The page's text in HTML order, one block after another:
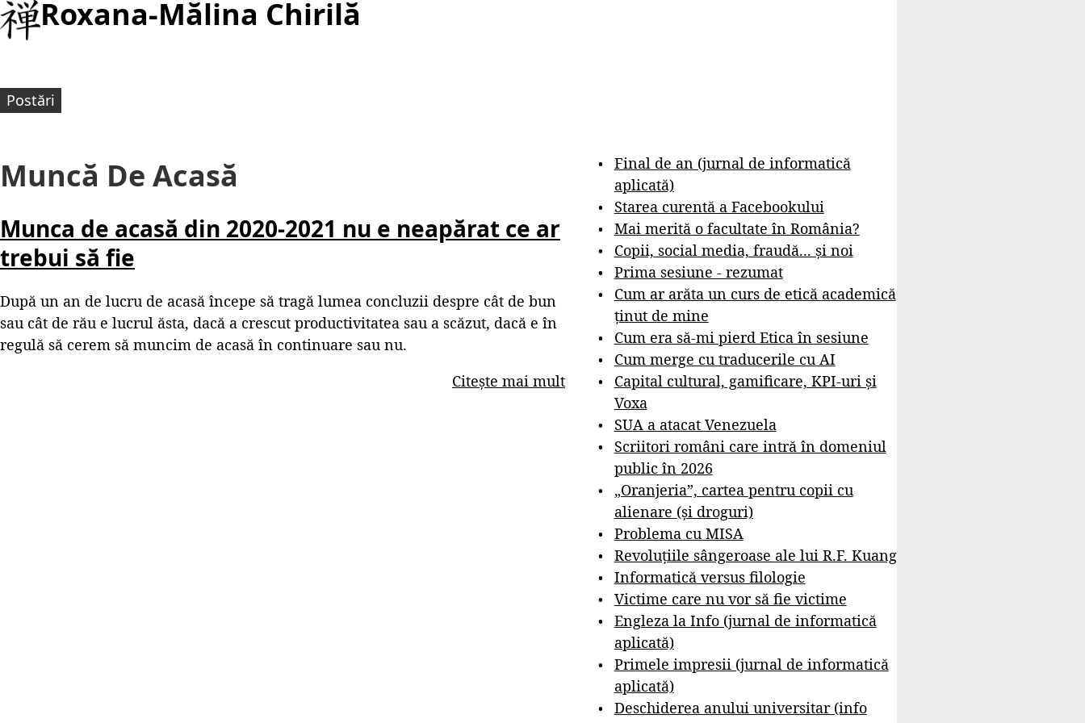
Roxana-Mălina Chirilă
Postări
Muncă De Acasă
Munca de acasă din 2020-2021 nu e neapărat ce ar
trebui să fie
După un an de lucru de acasă începe să tragă lumea concluzii despre cât de bun
sau cât de rău e lucrul ăsta, dacă a crescut productivitatea sau a scăzut, dacă e în
regulă să cerem să muncim de acasă în continuare sau nu.
Citește mai mult
Final de an (jurnal de informatică
aplicată)
Starea curentă a Facebookului
Mai merită o facultate în România?
Copii, social media, fraudă... și noi
Prima sesiune - rezumat
Cum ar arăta un curs de etică academică
ținut de mine
Cum era să-mi pierd Etica în sesiune
Cum merge cu traducerile cu AI
Capital cultural, gamificare, KPI-uri și
Voxa
SUA a atacat Venezuela
Scriitori români care intră în domeniul
public în 2026
„Oranjeria”, cartea pentru copii cu
alienare (și droguri)
Problema cu MISA
Revoluțiile sângeroase ale lui R.F. Kuang
Informatică versus filologie
Victime care nu vor să fie victime
Engleza la Info (jurnal de informatică
aplicată)
Primele impresii (jurnal de informatică
aplicată)
Deschiderea anului universitar (info